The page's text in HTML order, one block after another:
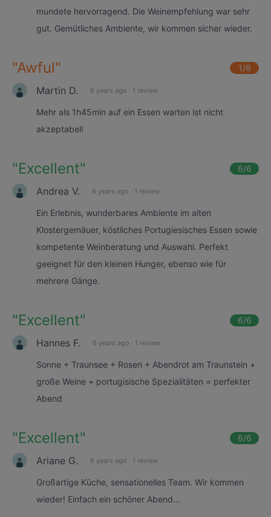
mundete hervorragend. Die Weinempfehlung war sehr
gut. Gemütliches Ambiente, wir kommen sicher wieder.
"Awful" 1/6
Martin D. 6 years ago · 1 review
Mehr als 1h45min auf ein Essen warten ist nicht
akzeptabel!
"Excellent" 6/6
Andrea V. 6 years ago · 1 review
Ein Erlebnis, wunderbares Ambiente im alten
Klostergemäuer, köstliches Portugiesisches Essen sowie
kompetente Weinberatung und Auswahl. Perfekt
geeignet für den kleinen Hunger, ebenso wie für
mehrere Gänge.
"Excellent" 6/6
Hannes F. 6 years ago · 1 review
Sonne + Traunsee + Rosen + Abendrot am Traunstein +
große Weine + portugisische Spezialitäten = perfekter
Abend
"Excellent" 6/6
Ariane G. 6 years ago · 1 review
Großartige Küche, sensationelles Team. Wir kommen
wieder! Einfach ein schöner Abend...